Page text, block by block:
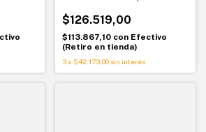
$126.519,00
$113.867,10 con Efectivo
(Retiro en tienda)
3 x $42.173,00 sin interés